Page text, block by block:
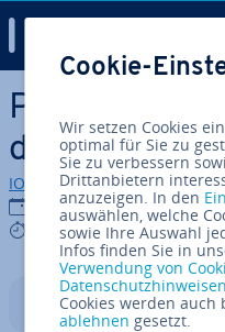
Zum Haupt­in­halt springen
PHP-Array:
die
IONOS Redaktion
30.10.2023
4 mins
In­halts­ver­zeich­nis
Cookie-
Wir setzen Cookies
optimal für Sie zu
Sie zu verbessern
Drittanbietern
anzuzeigen. In den
auswählen, welche
sowie Ihre Auswahl
Infos finden Sie in
Verwendung von
Datenschutzhinweisen
Cookies werden auch
ablehnen gesetzt.